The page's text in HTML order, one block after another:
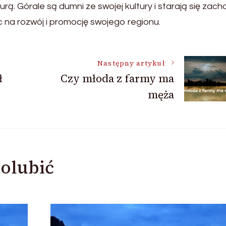
Górale są dumni ze swojej kultury i starają się
rozwój i promocję swojego regionu.
Następny artykuł
Czy młoda z farmy ma
męża